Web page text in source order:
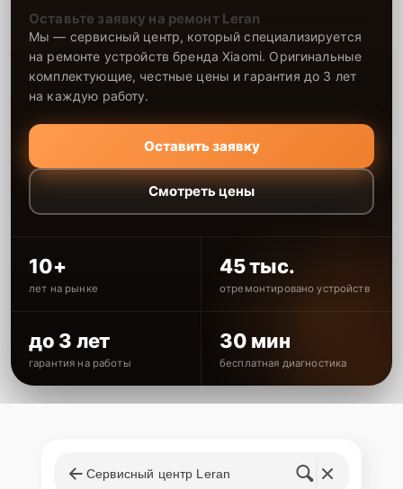
Оставьте заявку на ремонт Leran
Мы — сервисный центр, который специализируется
на ремонте устройств бренда Xiaomi. Оригинальные
комплектующие, честные цены и гарантия до 3 лет
на каждую работу.
Оставить заявку
Смотреть цены
10+
лет на рынке
45 тыс.
отремонтировано устройств
до 3 лет
гарантия на работы
30 мин
бесплатная диагностика
Сервисный центр Leran